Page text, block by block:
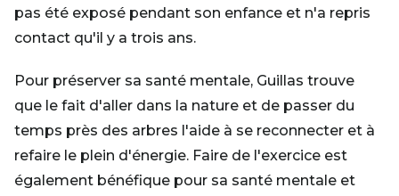
pas été exposé pendant son enfance et n'a repris
contact qu'il y a trois ans.
Pour préserver sa santé mentale, Guillas trouve
que le fait d'aller dans la nature et de passer du
temps près des arbres l'aide à se reconnecter et à
refaire le plein d'énergie. Faire de l'exercice est
également bénéfique pour sa santé mentale et